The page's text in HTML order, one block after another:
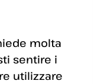
molta
sentire i
utilizzare